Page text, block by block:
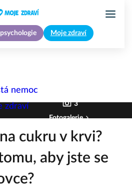
Moje zdraví
3
Fotogalerie
cukru v krvi?
aby jste se